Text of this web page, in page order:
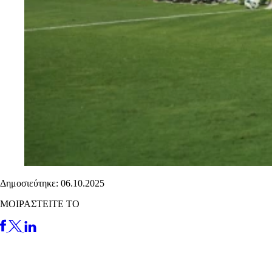
Δημοσιεύτηκε: 06.10.2025
ΜΟΙΡΑΣΤΕΙΤΕ ΤΟ